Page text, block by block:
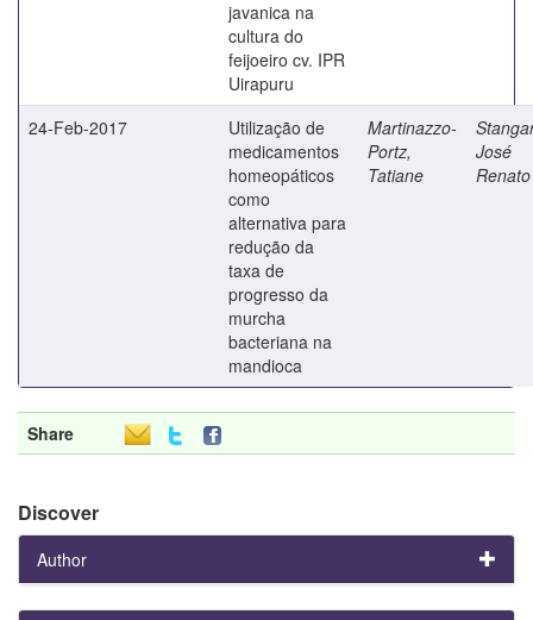
javanica na
cultura do
feijoeiro cv. IPR
Uirapuru
24-Feb-2017
Utilização de
medicamentos
homeopáticos
como
alternativa para
redução da
taxa de
progresso da
murcha
bacteriana na
mandioca
Martinazzo-
Portz,
Tatiane
José
Renato
Share
Discover
Author